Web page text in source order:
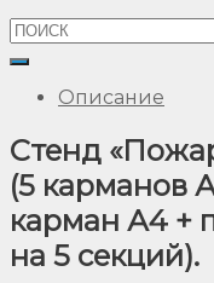
Описание
Стенд
(5 карманов
карман А4 +
на 5 секций).